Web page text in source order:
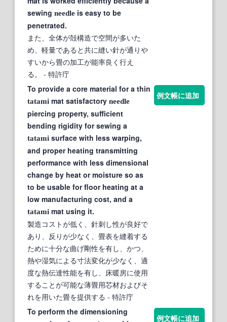
sewing needle is easy to be
penetrated.
また、全体が殻構造で空間が多いた
め、軽量であると共に縫い針が通りや
すいから畳の加工が能率良く行え
る。
- 特許庁
To provide a core material for a thin
tatami mat satisfactory needle
piercing property, sufficient
bending rigidity for sewing a
tatami surface with less warping,
and proper heating transmitting
performance with less dimensional
change by heat or moisture so as
to be usable for floor heating at a
low manufacturing cost, and a
tatami mat using it.
製造コストが低く、針刺し性が良好で
あり、反りが少なく、畳表を縫着する
ために十分な曲げ剛性を有し、かつ、
熱や湿気による寸法変化が少なく、適
度な熱伝達性能を有し、床暖房に使用
することが可能な薄畳用芯材およびそ
れを用いた畳を提供する - 特許庁
例文帳に追加
To perform the dimensioning
例文帳に追加